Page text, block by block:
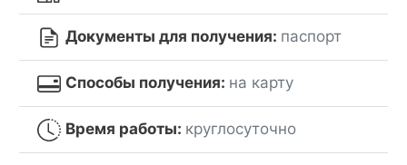
Документы для получения: паспорт
Способы получения: на карту
Время работы: круглосуточно